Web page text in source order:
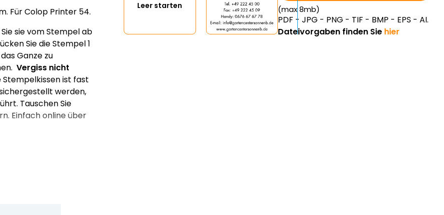
Für Colop Printer 54.
sie vom Stempel ab
Sie die Stempel 1
Ganze zu
Vergiss nicht
Stempelkissen ist fast
werden,
Tauschen Sie
Einfach online über
Leer starten (max 8mb)
PDF - JPG - PNG - TIF - BMP - EPS - AI.
Dateivorgaben finden Sie hier